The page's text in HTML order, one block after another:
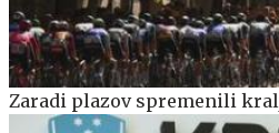
Zaradi plazov spremenili